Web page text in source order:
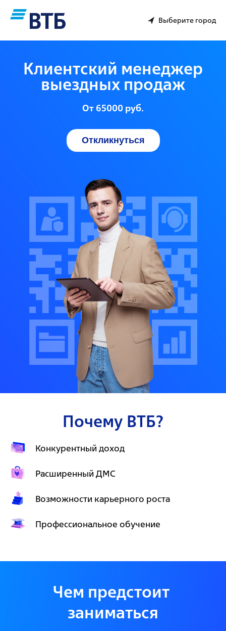
Выберите город
Клиентский менеджер
выездных продаж
От 65000 руб.
Откликнуться
Почему ВТБ?
Конкурентный доход
Расширенный ДМС
Возможности карьерного роста
Профессиональное обучение
Чем предстоит
заниматься